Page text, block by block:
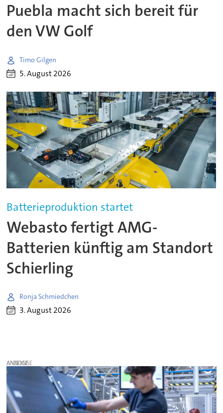
Puebla macht sich bereit für
den VW Golf
Timo Gilgen
5. August 2026
Batterieproduktion startet
Webasto fertigt AMG-
Batterien künftig am Standort
Schierling
Ronja Schmiedchen
3. August 2026
ANZEIGE